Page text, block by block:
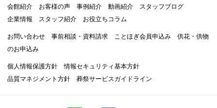
会館紹介 お客様の声 事例紹介 動画紹介
スタッフブログ
企業情報
スタッフ紹介 お役立ちコラム
お問い合わせ 事前相談・資料請求 ことほぎ会員申込み
供花・供物
のお申込み
個人情報保護方針
情報セキュリティ基本方針
品質マネジメント方針
葬祭サービスガイドライン